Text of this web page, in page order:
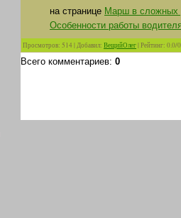
на странице Марш в сложных
Особенности работы
Просмотров: 514|Добавил: ВещийОлег|Рейтинг: 0.0/0
Всего комментариев: 0